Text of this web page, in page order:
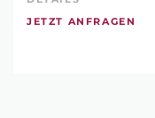
JETZT ANFRAGEN